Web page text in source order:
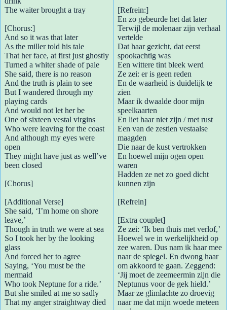
The waiter brought a tray
[Chorus:]
And so it was that later
As the miller told his tale
That her face, at first just ghostly
Turned a whiter shade of pale
She said, there is no reason
And the truth is plain to see
But I wandered through my
playing cards
And would not let her be
One of sixteen vestal virgins
Who were leaving for the coast
And although my eyes were
open
They might have just as well’ve
been closed
[Chorus]
[Additional Verse]
She said, ‘I’m home on shore
leave,’
Though in truth we were at sea
So I took her by the looking
glass
And forced her to agree
Saying, ‘You must be the
mermaid
Who took Neptune for a ride.’
But she smiled at me so sadly
That my anger straightway died
[Refrein:]
En zo gebeurde het dat later
Terwijl de molenaar zijn verhaal
vertelde
Dat haar gezicht, dat eerst
spookachtig was
Een wittere tint bleek werd
Ze zei: er is geen reden
En de waarheid is duidelijk te
zien
Maar ik dwaalde door mijn
speelkaarten
En liet haar niet zijn / met rust
Een van de zestien vestaalse
maagden
Die naar de kust vertrokken
En hoewel mijn ogen open
waren
Hadden ze net zo goed dicht
kunnen zijn
[Refrein]
[Extra couplet]
Ze zei: ‘Ik ben thuis met verlof,’
Hoewel we in werkelijkheid op
zee waren. Dus nam ik haar mee
naar de spiegel. En dwong haar
om akkoord te gaan. Zeggend:
‘Jij moet de zeemeermin zijn die
Neptunus voor de gek hield.’
Maar ze glimlachte zo droevig
naar me dat mijn woede meteen